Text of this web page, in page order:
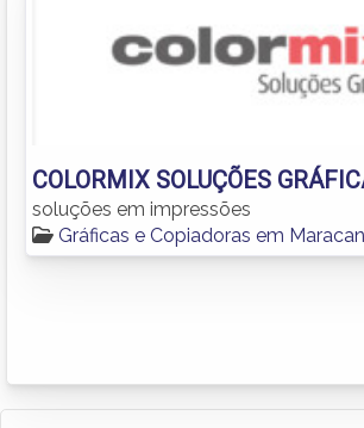
COLORMIX SOLUÇÕES
soluções em impressões
Gráficas e Copiadoras em